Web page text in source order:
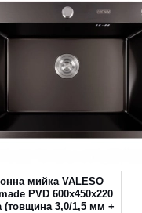
мийка VALESO
PVD 600х450х220
(товщина 3,0/1,5 мм +